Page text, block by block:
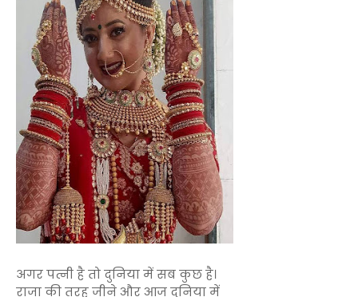
अगर पत्नी है तो दुनिया में सब कुछ है।
राजा की तरह जीने और आज दुनिया में